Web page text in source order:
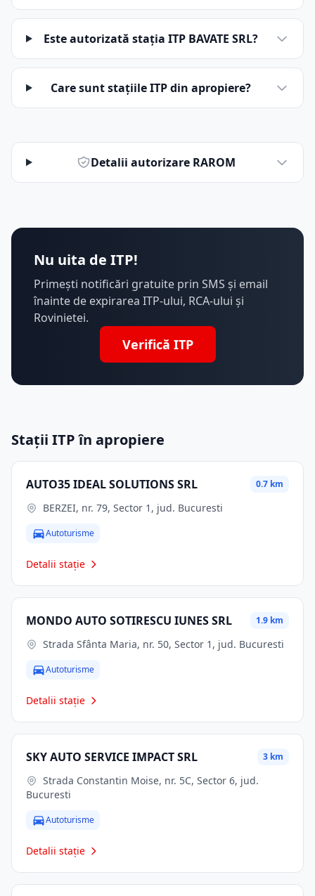
Este autorizată stația ITP BAVATE SRL?
Care sunt stațiile ITP din apropiere?
Detalii autorizare RAROM
Nu uita de ITP!
Primești notificări gratuite prin SMS și email
înainte de expirarea ITP-ului, RCA-ului și
Rovinietei.
Verifică ITP
Stații ITP în apropiere
AUTO35 IDEAL SOLUTIONS SRL 0.7 km
BERZEI, nr. 79, Sector 1, jud. Bucuresti
Autoturisme
Detalii stație
MONDO AUTO SOTIRESCU IUNES SRL 1.9 km
Strada Sfânta Maria, nr. 50, Sector 1, jud. Bucuresti
Autoturisme
Detalii stație
SKY AUTO SERVICE IMPACT SRL 3 km
Bucuresti
Autoturisme
Detalii stație